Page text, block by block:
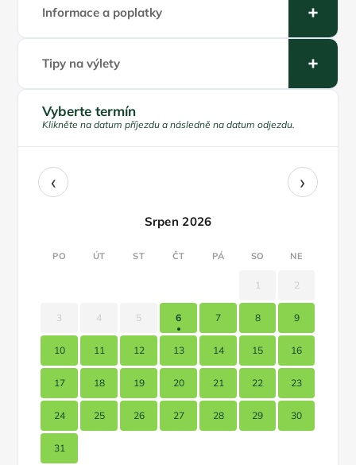
Informace a poplatky
Tipy na výlety
Vyberte termín
Klikněte na datum příjezdu a následně na datum odjezdu.
‹ ›
Srpen 2026
PO ÚT ST ČT PÁ SO NE
1 2
3 4 5 6 7 8 9
10 11 12 13 14 15 16
17 18 19 20 21 22 23
24 25 26 27 28 29 30
31